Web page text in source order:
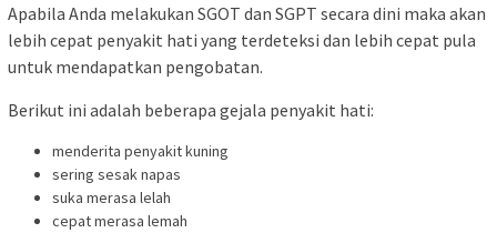
Apabila Anda melakukan SGOT dan SGPT secara dini maka akan
lebih cepat penyakit hati yang terdeteksi dan lebih cepat pula
untuk mendapatkan pengobatan.
Berikut ini adalah beberapa gejala penyakit hati:
menderita penyakit kuning
sering sesak napas
suka merasa lelah
cepat merasa lemah